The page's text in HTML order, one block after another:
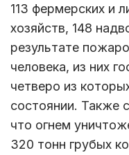
113 фермерских и
хозяйств, 148
результате
человека, из них
четверо из
состоянии. Также
что огнем
320 тонн грубых